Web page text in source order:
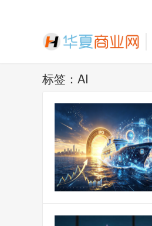
标签：AI